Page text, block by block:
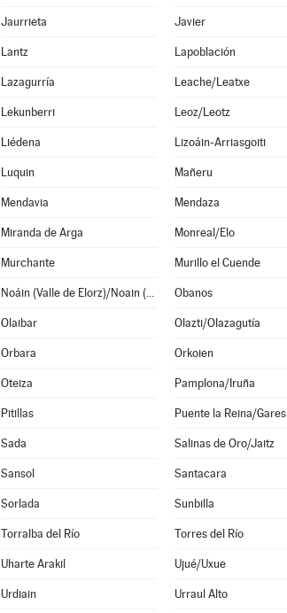
Jaurrieta Javier
Lantz Lapoblación
Lazagurría Leache/Leatxe
Lekunberri Leoz/Leotz
Liédena Lizoáin-Arriasgoiti
Luquin Mañeru
Mendavia Mendaza
Miranda de Arga Monreal/Elo
Murchante Murillo el Cuende
Noáin (Valle de Elorz)/Noain (Elortzibar) Obanos
Olaibar Olazti/Olazagutía
Orbara Orkoien
Oteiza Pamplona/Iruña
Pitillas Puente la Reina/Gares
Sada Salinas de Oro/Jaitz
Sansol Santacara
Sorlada Sunbilla
Torralba del Río Torres del Río
Uharte Arakil Ujué/Uxue
Urdiain Urraul Alto